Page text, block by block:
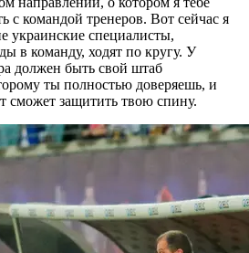
с командой тренеров. Вот сейчас я
украинские специалисты,
в команду, ходят по кругу. У
должен быть свой штаб
ты полностью доверяешь, и
сможет защитить твою спину.